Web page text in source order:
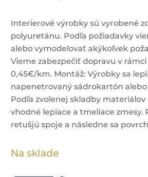
Interierové výrobky sú vyrobené
polyuretánu. Podľa požiadavky
alebo vymodelovať akýkoľvek
Vieme zabezpečiť dopravu v rámci
0,45€/km. Montáž: Výrobky sa
napenetrovaný sádrokartón
Podľa zvolenej skladby
vhodné lepiace a tmeliace zmesy.
retušjú spoje a následne sa
Na sklade